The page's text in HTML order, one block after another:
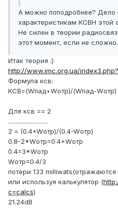
А можно поподробнее? Дело
характеристикам КСВН этой
Не силен в теории
этот момент, если не сложно.
Итак теория :)
http://www.imc.org.ua/
Формула ксв:
КСВ=(Wпад+Wотр)/(Wпад-Wотр)
Для ксв == 2
..........................
2 = (0.4+Wотр)/(0.4-Wотр)
0.8-2*Wотр=0.4+Wотр
0.4=3*Wотр
Wотр=0.4/3
потери 133 milliwats(отражаются
или используя калькулятор (
c=calcs)
21.24dB